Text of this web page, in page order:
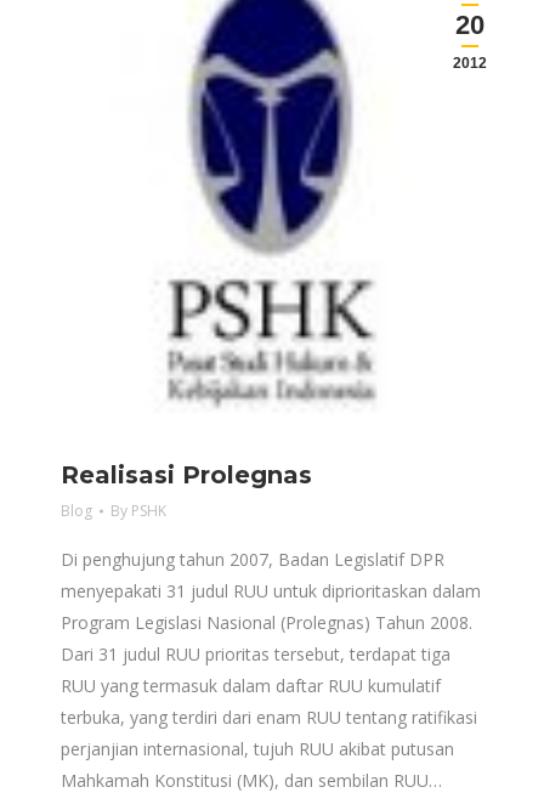
20
2012
Realisasi Prolegnas
Blog By PSHK
Di penghujung tahun 2007, Badan Legislatif DPR
menyepakati 31 judul RUU untuk diprioritaskan dalam
Program Legislasi Nasional (Prolegnas) Tahun 2008.
Dari 31 judul RUU prioritas tersebut, terdapat tiga
RUU yang termasuk dalam daftar RUU kumulatif
terbuka, yang terdiri dari enam RUU tentang ratifikasi
perjanjian internasional, tujuh RUU akibat putusan
Mahkamah Konstitusi (MK), dan sembilan RUU…